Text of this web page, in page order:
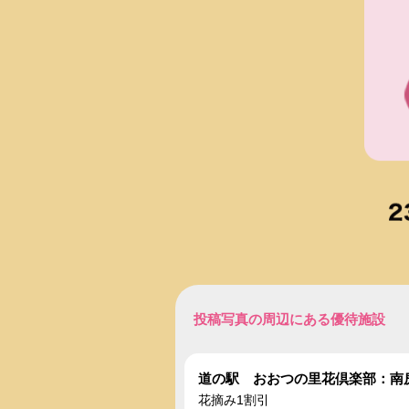
投稿写真の周辺にある優待施設
道の駅 おおつの里花倶楽部：南
花摘み1割引